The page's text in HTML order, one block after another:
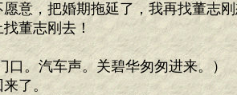
意，把婚期拖延了，我再找董志
董志刚去！
汽车声。关碧华匆匆进来。）
了。